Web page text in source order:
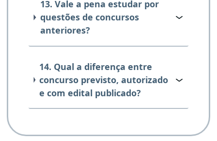
13. Vale a pena estudar por
questões de concursos
anteriores?
14. Qual a diferença entre
concurso previsto, autorizado
e com edital publicado?